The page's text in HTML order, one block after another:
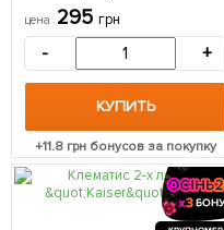
цена 295 грн
- +
КУПИТЬ
+11.8 грн бонусов за покупку